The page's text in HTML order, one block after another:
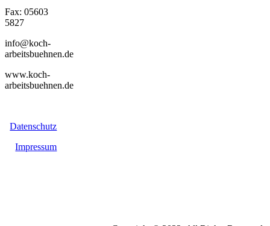
Fax: 05603
5827
info@koch-
arbeitsbuehnen.de
www.koch-
arbeitsbuehnen.de
Datenschutz
Impressum